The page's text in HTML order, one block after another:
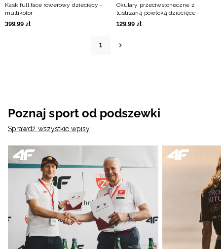
Kask full face rowerowy dziecięcy -
multikolor
399,99 zł
Okulary przeciwsłoneczne z
lustrzaną powłoką dziecięce -
czarne
129,99 zł
1
Poznaj sport od podszewki
Sprawdź wszystkie wpisy